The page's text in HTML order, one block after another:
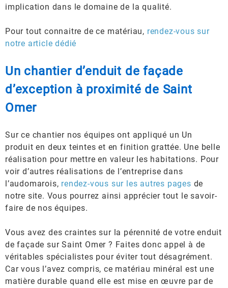
implication dans le domaine de la qualité.
Pour tout connaitre de ce matériau, rendez-vous sur
notre article dédié
Un chantier d’enduit de façade
d’exception à proximité de Saint
Omer
Sur ce chantier nos équipes ont appliqué un Un
produit en deux teintes et en finition grattée. Une belle
réalisation pour mettre en valeur les habitations. Pour
voir d’autres réalisations de l’entreprise dans
l’audomarois, rendez-vous sur les autres pages de
notre site. Vous pourrez ainsi apprécier tout le savoir-
faire de nos équipes.
Vous avez des craintes sur la pérennité de votre enduit
de façade sur Saint Omer ? Faites donc appel à de
véritables spécialistes pour éviter tout désagrément.
Car vous l’avez compris, ce matériau minéral est une
matière durable quand elle est mise en œuvre par de